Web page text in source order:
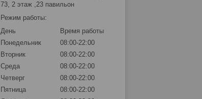
73, 2 этаж ,23 павильон
Режим работы:
День
Время работы
Понедельник
08:00-22:00
Вторник
08:00-22:00
Среда
08:00-22:00
Четверг
08:00-22:00
Пятница
08:00-22:00